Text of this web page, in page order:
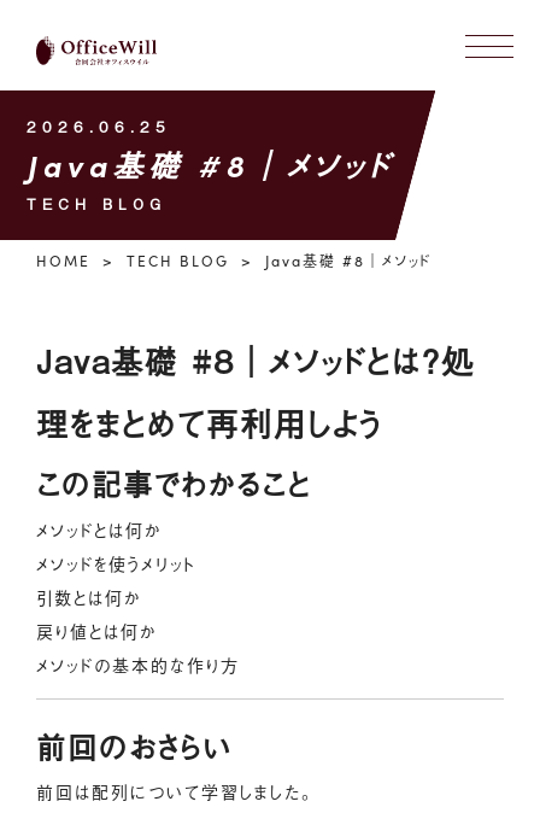
2026.06.25
Java基礎 #8｜メソッド
TECH BLOG
HOME TECH BLOG Java基礎 #8｜メソッド
Java基礎 #8｜メソッドとは？処
理をまとめて再利用しよう
この記事でわかること
メソッドとは何か
メソッドを使うメリット
引数とは何か
戻り値とは何か
メソッドの基本的な作り方
前回のおさらい
前回は配列について学習しました。